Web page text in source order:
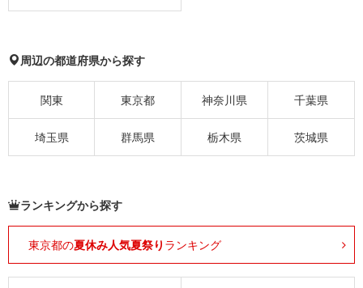
周辺の都道府県から探す
関東 東京都 神奈川県 千葉県
埼玉県 群馬県 栃木県 茨城県
ランキングから探す
東京都の夏休み人気夏祭り ランキング